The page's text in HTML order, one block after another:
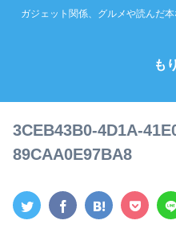
ガジェット関係、グルメや読んだ
も
3CEB43B0-4D1A-
89CAA0E97BA8